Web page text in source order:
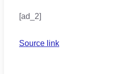
[ad_2]
Source link